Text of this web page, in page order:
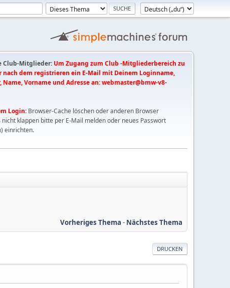
Club-Mitglieder: Um Zugang zum Club -Mitgliederbereich zu
nach dem registrieren ein E-Mail mit Deinem Loginname,
Vorname und Adresse an:webmaster@bmw-v8-
Login: Browser-Cache löschen oder anderen Browser
nicht klappen bitte per E-Mail melden oder neues Passwort
einrichten.
Vorheriges Thema - Nächstes Thema
DRUCKEN